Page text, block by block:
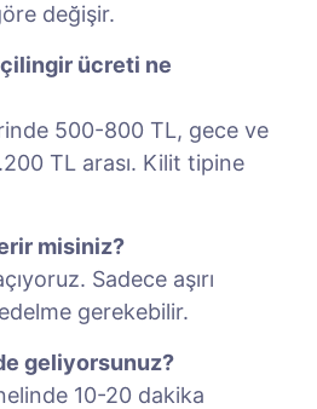
değişir.
çilingir ücreti ne
500-800 TL, gece ve
TL arası. Kilit tipine
misiniz?
Sadece aşırı
gerekebilir.
geliyorsunuz?
10-20 dakika